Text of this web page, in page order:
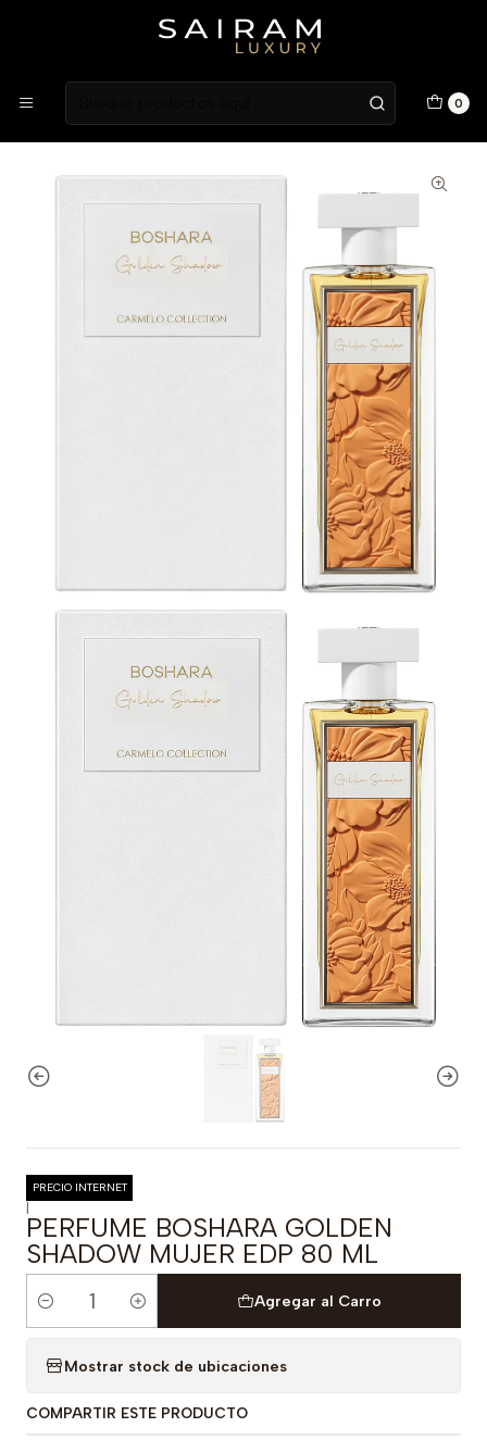
0
Atención en Guardia Vieja 202, Local 1
Inicio Fragancias Fragancias Femeninas
PERFUME BOSHARA GOLDEN SHADOW MUJER EDP 80 ML
PRECIO INTERNET
|
PERFUME BOSHARA GOLDEN
SHADOW MUJER EDP 80 ML
Cantidad
Agregar al Carro
Mostrar stock de ubicaciones
COMPARTIR ESTE PRODUCTO